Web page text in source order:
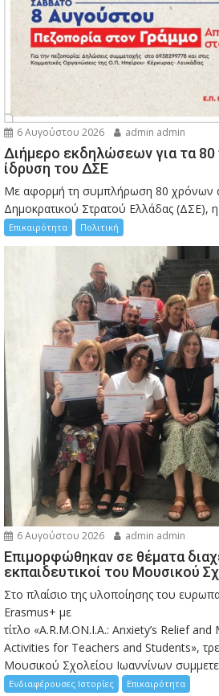
6 Αυγούστου 2026 admin admin
Διήμερο εκδηλώσεων για τα 80
ίδρυση του ΔΣΕ
Με αφορμή τη συμπλήρωση 80 χρόνων
Δημοκρατικού Στρατού Ελλάδας (ΔΣΕ), η
Επικαιρότητα Πολιτική
6 Αυγούστου 2026 admin admin
Eπιμορφώθηκαν σε θέματα
εκπαιδευτικοί του Μουσικού
Στο πλαίσιο της υλοποίησης του
Erasmus+ με
τίτλο «A.R.M.ON.I.A.: Anxiety’s Relief
Activities for Teachers and Students»,
Μουσικού Σχολείου Ιωαννίνων
Ενδιαφέρουσες Ιστορίες Επικαιρότητα